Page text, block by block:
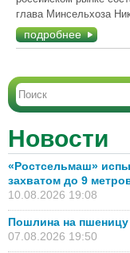
глава Минсельхоза
подробнее
Новости
«Ростсельмаш»
захватом до 9
10.08.2026 19:08
Пошлина на пшеницу
07.08.2026 19:50